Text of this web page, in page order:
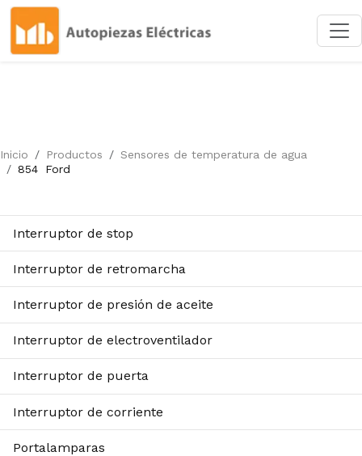
Inicio Productos
Sensores de temperatura de agua
854
Ford
Interruptor de stop
Interruptor de retromarcha
Interruptor de presión de aceite
Interruptor de electroventilador
Interruptor de puerta
Interruptor de corriente
Portalamparas